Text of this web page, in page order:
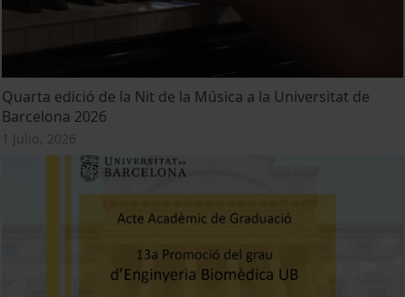
Quarta edició de la Nit de la Música a la Universitat de
Barcelona 2026
1 Julio, 2026